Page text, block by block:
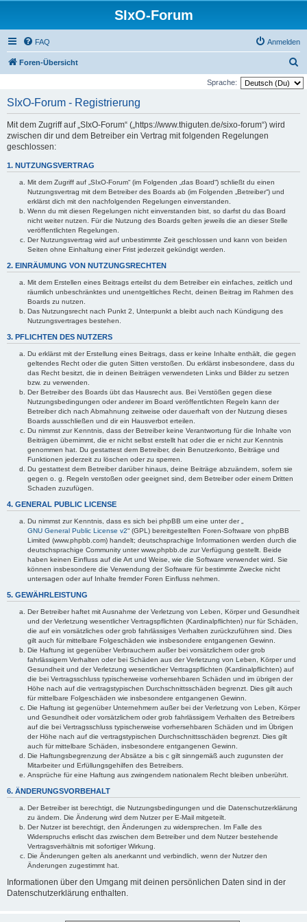
SIxO-Forum
FAQ Anmelden
Foren-Übersicht
u
Sprache:
SIxO-Forum - Registrierung
Mit dem Zugriff auf „SIxO-Forum“ („https://www.thiguten.de/sixo-forum“) wird
zwischen dir und dem Betreiber ein Vertrag mit folgenden Regelungen
geschlossen:
1. NUTZUNGSVERTRAG
Mit dem Zugriff auf „SIxO-Forum“ (im Folgenden „das Board“) schließt du einen
Nutzungsvertrag mit dem Betreiber des Boards ab (im Folgenden „Betreiber“) und
erklärst dich mit den nachfolgenden Regelungen einverstanden.
Wenn du mit diesen Regelungen nicht einverstanden bist, so darfst du das Board
nicht weiter nutzen. Für die Nutzung des Boards gelten jeweils die an dieser Stelle
veröffentlichten Regelungen.
Der Nutzungsvertrag wird auf unbestimmte Zeit geschlossen und kann von beiden
Seiten ohne Einhaltung einer Frist jederzeit gekündigt werden.
2. EINRÄUMUNG VON NUTZUNGSRECHTEN
Mit dem Erstellen eines Beitrags erteilst du dem Betreiber ein einfaches, zeitlich und
räumlich unbeschränktes und unentgeltliches Recht, deinen Beitrag im Rahmen des
Boards zu nutzen.
Das Nutzungsrecht nach Punkt 2, Unterpunkt a bleibt auch nach Kündigung des
Nutzungsvertrages bestehen.
3. PFLICHTEN DES NUTZERS
Du erklärst mit der Erstellung eines Beitrags, dass er keine Inhalte enthält, die gegen
geltendes Recht oder die guten Sitten verstoßen. Du erklärst insbesondere, dass du
das Recht besitzt, die in deinen Beiträgen verwendeten Links und Bilder zu setzen
bzw. zu verwenden.
Der Betreiber des Boards übt das Hausrecht aus. Bei Verstößen gegen diese
Nutzungsbedingungen oder anderer im Board veröffentlichten Regeln kann der
Betreiber dich nach Abmahnung zeitweise oder dauerhaft von der Nutzung dieses
Boards ausschließen und dir ein Hausverbot erteilen.
Du nimmst zur Kenntnis, dass der Betreiber keine Verantwortung für die Inhalte von
Beiträgen übernimmt, die er nicht selbst erstellt hat oder die er nicht zur Kenntnis
genommen hat. Du gestattest dem Betreiber, dein Benutzerkonto, Beiträge und
Funktionen jederzeit zu löschen oder zu sperren.
Du gestattest dem Betreiber darüber hinaus, deine Beiträge abzuändern, sofern sie
gegen o. g. Regeln verstoßen oder geeignet sind, dem Betreiber oder einem Dritten
Schaden zuzufügen.
4. GENERAL PUBLIC LICENSE
Du nimmst zur Kenntnis, dass es sich bei phpBB um eine unter der „
GNU General Public License v2“ (GPL) bereitgestellten Foren-Software von phpBB
Limited (www.phpbb.com) handelt; deutschsprachige Informationen werden durch die
deutschsprachige Community unter www.phpbb.de zur Verfügung gestellt. Beide
haben keinen Einfluss auf die Art und Weise, wie die Software verwendet wird. Sie
können insbesondere die Verwendung der Software für bestimmte Zwecke nicht
untersagen oder auf Inhalte fremder Foren Einfluss nehmen.
5. GEWÄHRLEISTUNG
Der Betreiber haftet mit Ausnahme der Verletzung von Leben, Körper und Gesundheit
und der Verletzung wesentlicher Vertragspflichten (Kardinalpflichten) nur für Schäden,
die auf ein vorsätzliches oder grob fahrlässiges Verhalten zurückzuführen sind. Dies
gilt auch für mittelbare Folgeschäden wie insbesondere entgangenen Gewinn.
Die Haftung ist gegenüber Verbrauchern außer bei vorsätzlichem oder grob
fahrlässigem Verhalten oder bei Schäden aus der Verletzung von Leben, Körper und
Gesundheit und der Verletzung wesentlicher Vertragspflichten (Kardinalpflichten) auf
die bei Vertragsschluss typischerweise vorhersehbaren Schäden und im übrigen der
Höhe nach auf die vertragstypischen Durchschnittsschäden begrenzt. Dies gilt auch
für mittelbare Folgeschäden wie insbesondere entgangenen Gewinn.
Die Haftung ist gegenüber Unternehmern außer bei der Verletzung von Leben, Körper
und Gesundheit oder vorsätzlichem oder grob fahrlässigem Verhalten des Betreibers
auf die bei Vertragsschluss typischerweise vorhersehbaren Schäden und im Übrigen
der Höhe nach auf die vertragstypischen Durchschnittsschäden begrenzt. Dies gilt
auch für mittelbare Schäden, insbesondere entgangenen Gewinn.
Die Haftungsbegrenzung der Absätze a bis c gilt sinngemäß auch zugunsten der
Mitarbeiter und Erfüllungsgehilfen des Betreibers.
Ansprüche für eine Haftung aus zwingendem nationalem Recht bleiben unberührt.
6. ÄNDERUNGSVORBEHALT
Der Betreiber ist berechtigt, die Nutzungsbedingungen und die Datenschutzerklärung
zu ändern. Die Änderung wird dem Nutzer per E-Mail mitgeteilt.
Der Nutzer ist berechtigt, den Änderungen zu widersprechen. Im Falle des
Widerspruchs erlischt das zwischen dem Betreiber und dem Nutzer bestehende
Vertragsverhältnis mit sofortiger Wirkung.
Die Änderungen gelten als anerkannt und verbindlich, wenn der Nutzer den
Änderungen zugestimmt hat.
Informationen über den Umgang mit deinen persönlichen Daten sind in der
Datenschutzerklärung enthalten.